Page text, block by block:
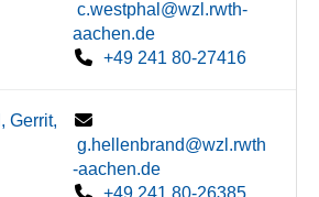
c.westphal@wzl.rwth-
aachen.de
+49 241 80-27416
Gerrit,
g.hellenbrand@wzl.rwth
-aachen.de
+49 241 80-26385